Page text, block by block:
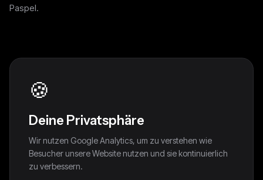
Paspel.
🍪
Deine Privatsphäre
Wir nutzen Google Analytics, um zu verstehen wie
Besucher unsere Website nutzen und sie kontinuierlich
zu verbessern.